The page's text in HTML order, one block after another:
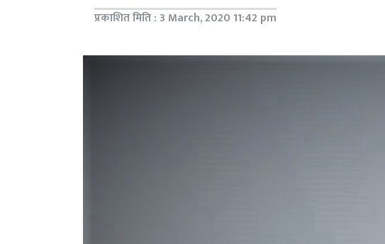
प्रकाशित मिति : 3 March, 2020 11:42 pm